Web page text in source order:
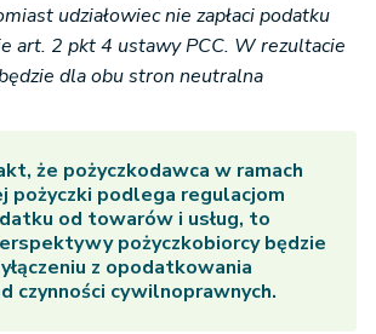
udziałowiec nie zapłaci podatku
art. 2 pkt 4 ustawy PCC. W rezultacie
dla obu stron neutralna
że pożyczkodawca w ramach
pożyczki podlega regulacjom
od towarów i usług, to
pożyczkobiorcy będzie
z opodatkowania
czynności cywilnoprawnych.